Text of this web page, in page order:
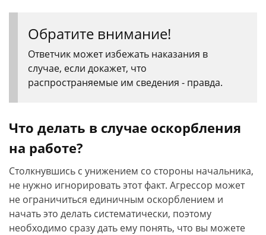
Обратите внимание!
Ответчик может избежать наказания в
случае, если докажет, что
распространяемые им сведения - правда.
Что делать в случае оскорбления
на работе?
Столкнувшись с унижением со стороны начальника,
не нужно игнорировать этот факт. Агрессор может
не ограничиться единичным оскорблением и
начать это делать систематически, поэтому
необходимо сразу дать ему понять, что вы можете